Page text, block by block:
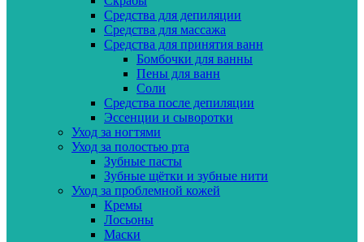
Средства для депиляции
Средства для массажа
Средства для принятия ванн
Бомбочки для ванны
Пены для ванн
Соли
Средства после депиляции
Эссенции и сыворотки
Уход за ногтями
Уход за полостью рта
Зубные пасты
Зубные щётки и зубные нити
Уход за проблемной кожей
Кремы
Лосьоны
Маски